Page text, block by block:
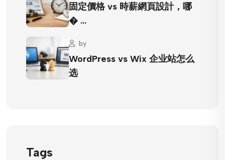
固定價格 vs 時薪網頁設計，哪
� …
by
WordPress vs Wix 企业站怎么
选
Tags